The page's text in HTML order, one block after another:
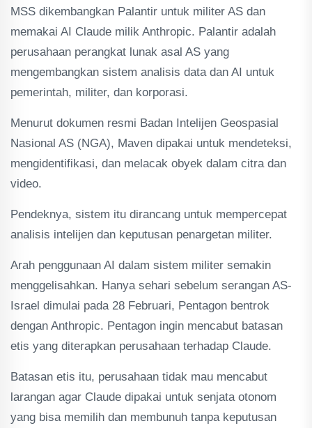
MSS dikembangkan Palantir untuk militer AS dan
memakai AI Claude milik Anthropic. Palantir adalah
perusahaan perangkat lunak asal AS yang
mengembangkan sistem analisis data dan AI untuk
pemerintah, militer, dan korporasi.
Menurut dokumen resmi Badan Intelijen Geospasial
Nasional AS (NGA), Maven dipakai untuk mendeteksi,
mengidentifikasi, dan melacak obyek dalam citra dan
video.
Pendeknya, sistem itu dirancang untuk mempercepat
analisis intelijen dan keputusan penargetan militer.
Arah penggunaan AI dalam sistem militer semakin
menggelisahkan. Hanya sehari sebelum serangan AS-
Israel dimulai pada 28 Februari, Pentagon bentrok
dengan Anthropic. Pentagon ingin mencabut batasan
etis yang diterapkan perusahaan terhadap Claude.
Batasan etis itu, perusahaan tidak mau mencabut
larangan agar Claude dipakai untuk senjata otonom
yang bisa memilih dan membunuh tanpa keputusan